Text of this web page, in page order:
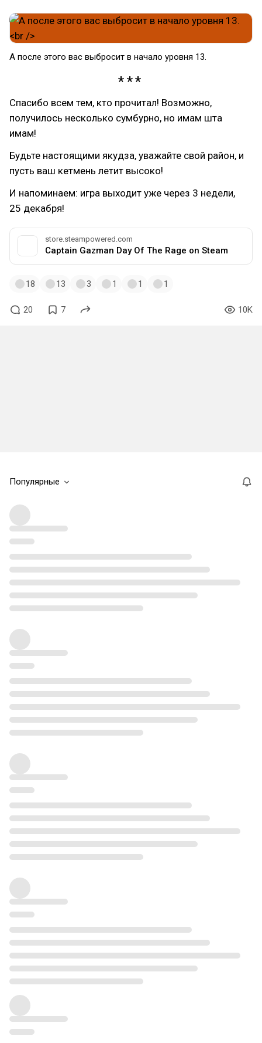
А после этого вас выбросит в начало уровня 13.
Спасибо всем тем, кто прочитал! Возможно,
получилось несколько сумбурно, но имам шта
имам!
Будьте настоящими якудза, уважайте свой район, и
пусть ваш кетмень летит высоко!
И напоминаем: игра выходит уже через 3 недели,
25 декабря!
store.steampowered.com
Captain Gazman Day Of The Rage on Steam
18 13 3 1 1 1
20 7 10K
Популярные